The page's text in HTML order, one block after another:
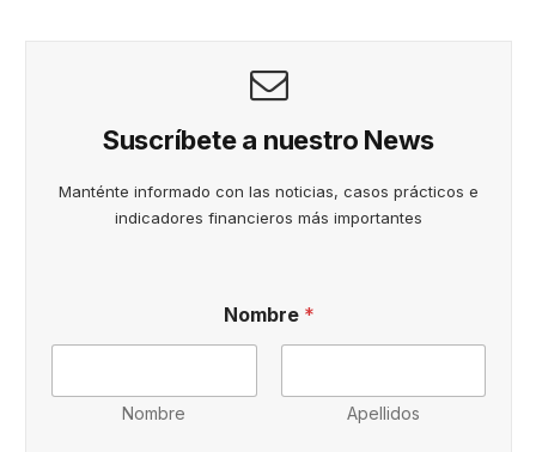
Suscríbete a nuestro News
Manténte informado con las noticias, casos prácticos e
indicadores financieros más importantes
Nombre *
Nombre Apellidos